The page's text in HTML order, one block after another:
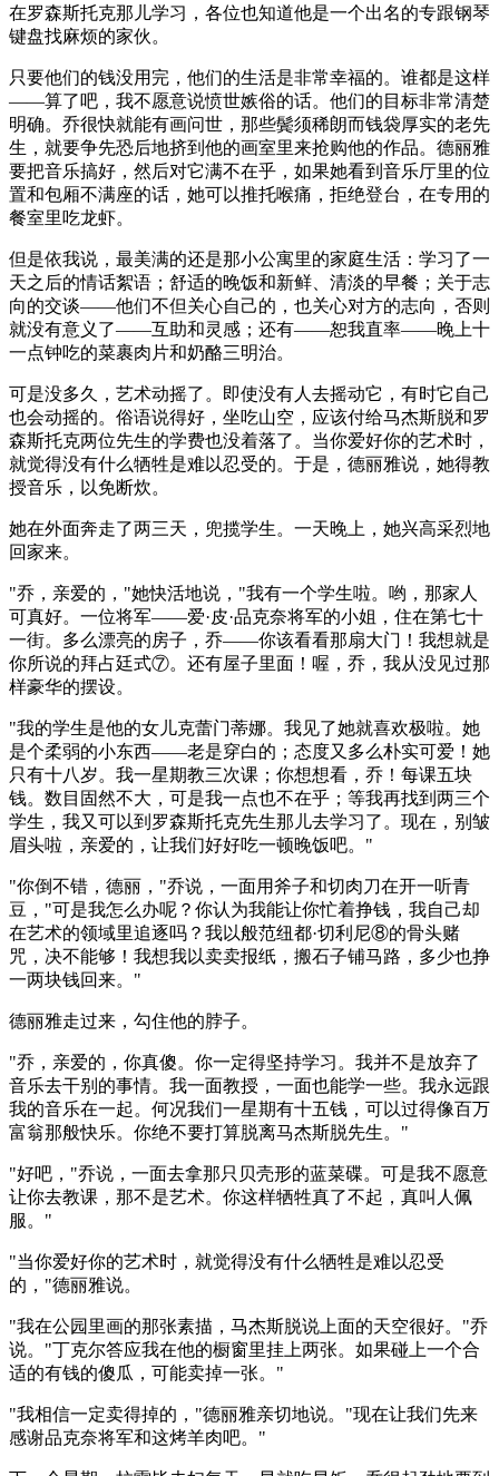
在罗森斯托克那儿学习，各位也知道他是一个出名的专跟钢琴
键盘找麻烦的家伙。
只要他们的钱没用完，他们的生活是非常幸福的。谁都是这样
——算了吧，我不愿意说愤世嫉俗的话。他们的目标非常清楚
明确。乔很快就能有画问世，那些鬓须稀朗而钱袋厚实的老先
生，就要争先恐后地挤到他的画室里来抢购他的作品。德丽雅
要把音乐搞好，然后对它满不在乎，如果她看到音乐厅里的位
置和包厢不满座的话，她可以推托喉痛，拒绝登台，在专用的
餐室里吃龙虾。
但是依我说，最美满的还是那小公寓里的家庭生活：学习了一
天之后的情话絮语；舒适的晚饭和新鲜、清淡的早餐；关于志
向的交谈——他们不但关心自己的，也关心对方的志向，否则
就没有意义了——互助和灵感；还有——恕我直率——晚上十
一点钟吃的菜裹肉片和奶酪三明治。
可是没多久，艺术动摇了。即使没有人去摇动它，有时它自己
也会动摇的。俗语说得好，坐吃山空，应该付给马杰斯脱和罗
森斯托克两位先生的学费也没着落了。当你爱好你的艺术时，
就觉得没有什么牺牲是难以忍受的。于是，德丽雅说，她得教
授音乐，以免断炊。
她在外面奔走了两三天，兜揽学生。一天晚上，她兴高采烈地
回家来。
"乔，亲爱的，"她快活地说，"我有一个学生啦。哟，那家人
可真好。一位将军——爱·皮·品克奈将军的小姐，住在第七十
一街。多么漂亮的房子，乔——你该看看那扇大门！我想就是
你所说的拜占廷式⑦。还有屋子里面！喔，乔，我从没见过那
样豪华的摆设。
"我的学生是他的女儿克蕾门蒂娜。我见了她就喜欢极啦。她
是个柔弱的小东西——老是穿白的；态度又多么朴实可爱！她
只有十八岁。我一星期教三次课；你想想看，乔！每课五块
钱。数目固然不大，可是我一点也不在乎；等我再找到两三个
学生，我又可以到罗森斯托克先生那儿去学习了。现在，别皱
眉头啦，亲爱的，让我们好好吃一顿晚饭吧。"
"你倒不错，德丽，"乔说，一面用斧子和切肉刀在开一听青
豆，"可是我怎么办呢？你认为我能让你忙着挣钱，我自己却
在艺术的领域里追逐吗？我以般范纽都·切利尼⑧的骨头赌
咒，决不能够！我想我以卖卖报纸，搬石子铺马路，多少也挣
一两块钱回来。"
德丽雅走过来，勾住他的脖子。
"乔，亲爱的，你真傻。你一定得坚持学习。我并不是放弃了
音乐去干别的事情。我一面教授，一面也能学一些。我永远跟
我的音乐在一起。何况我们一星期有十五钱，可以过得像百万
富翁那般快乐。你绝不要打算脱离马杰斯脱先生。"
"好吧，"乔说，一面去拿那只贝壳形的蓝菜碟。可是我不愿意
让你去教课，那不是艺术。你这样牺牲真了不起，真叫人佩
服。"
"当你爱好你的艺术时，就觉得没有什么牺牲是难以忍受
的，"德丽雅说。
"我在公园里画的那张素描，马杰斯脱说上面的天空很好。"乔
说。"丁克尔答应我在他的橱窗里挂上两张。如果碰上一个合
适的有钱的傻瓜，可能卖掉一张。"
"我相信一定卖得掉的，"德丽雅亲切地说。"现在让我们先来
感谢品克奈将军和这烤羊肉吧。"